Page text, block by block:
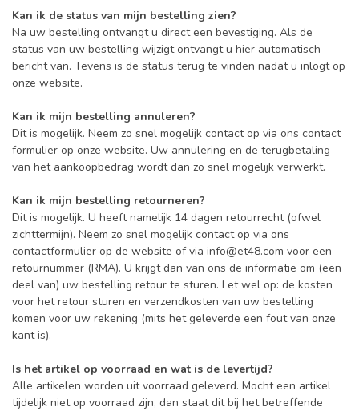
Kan ik de status van mijn bestelling zien?
Na uw bestelling ontvangt u direct een bevestiging. Als de
status van uw bestelling wijzigt ontvangt u hier automatisch
bericht van. Tevens is de status terug te vinden nadat u inlogt op
onze website.
Kan ik mijn bestelling annuleren?
Dit is mogelijk. Neem zo snel mogelijk contact op via ons contact
formulier op onze website. Uw annulering en de terugbetaling
van het aankoopbedrag wordt dan zo snel mogelijk verwerkt.
Kan ik mijn bestelling retourneren?
Dit is mogelijk. U heeft namelijk 14 dagen retourrecht (ofwel
zichttermijn). Neem zo snel mogelijk contact op via ons
contactformulier op de website of via info@et48.com voor een
retournummer (RMA). U krijgt dan van ons de informatie om (een
deel van) uw bestelling retour te sturen. Let wel op: de kosten
voor het retour sturen en verzendkosten van uw bestelling
komen voor uw rekening (mits het geleverde een fout van onze
kant is).
Is het artikel op voorraad en wat is de levertijd?
Alle artikelen worden uit voorraad geleverd. Mocht een artikel
tijdelijk niet op voorraad zijn, dan staat dit bij het betreffende